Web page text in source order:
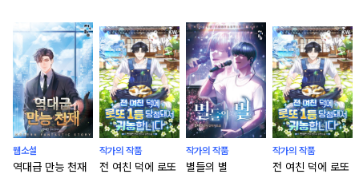
웹소설
역대급 만능 천재
작가의 작품
전 여친 덕에 로또
작가의 작품
별들의 별
작가의 작품
전 여친 덕에 로또